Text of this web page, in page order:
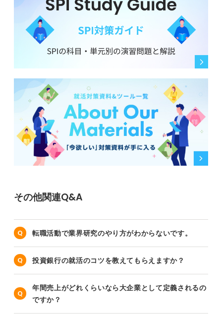
その他関連Q&A
転職活動で業界研究のやり方がわからないです。
投資銀行の就活のコツを教えてもらえますか？
年間売上がどれくらいなら大企業として定義されるの
ですか？